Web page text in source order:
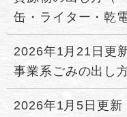
缶・ライター・乾
2026年1月21日更
事業系ごみの出し
2026年1月5日更新